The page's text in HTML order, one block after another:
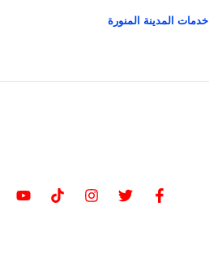
خدمات المدينة المنورة